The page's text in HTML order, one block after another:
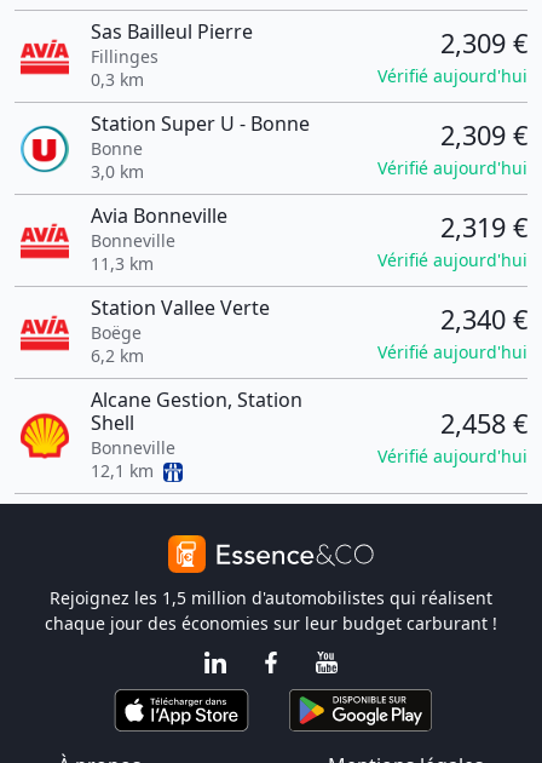
Sas Bailleul Pierre
Fillinges
0,3 km
2,309 €
Vérifié aujourd'hui
Station Super U - Bonne
Bonne
3,0 km
2,309 €
Vérifié aujourd'hui
Avia Bonneville
Bonneville
11,3 km
2,319 €
Vérifié aujourd'hui
Station Vallee Verte
Boëge
6,2 km
2,340 €
Vérifié aujourd'hui
Alcane Gestion, Station
Shell
Bonneville
12,1 km
2,458 €
Vérifié aujourd'hui
Rejoignez les 1,5 million d'automobilistes qui réalisent
chaque jour des économies sur leur budget carburant !